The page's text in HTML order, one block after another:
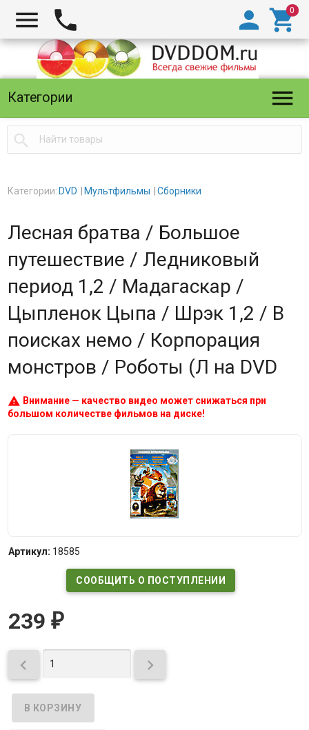
  

Категории 

Категории: DVD Мультфильмы Сборники
Лесная братва / Большое
путешествие / Ледниковый
период 1,2 / Мадагаскар /
Цыпленок Цыпа / Шрэк 1,2 / В
поисках немо / Корпорация
монстров / Роботы (Л на DVD
warning Внимание — качество видео может снижаться при
большом количестве фильмов на диске!
Артикул: 18585
СООБЩИТЬ О ПОСТУПЛЕНИИ
239 ₽
 